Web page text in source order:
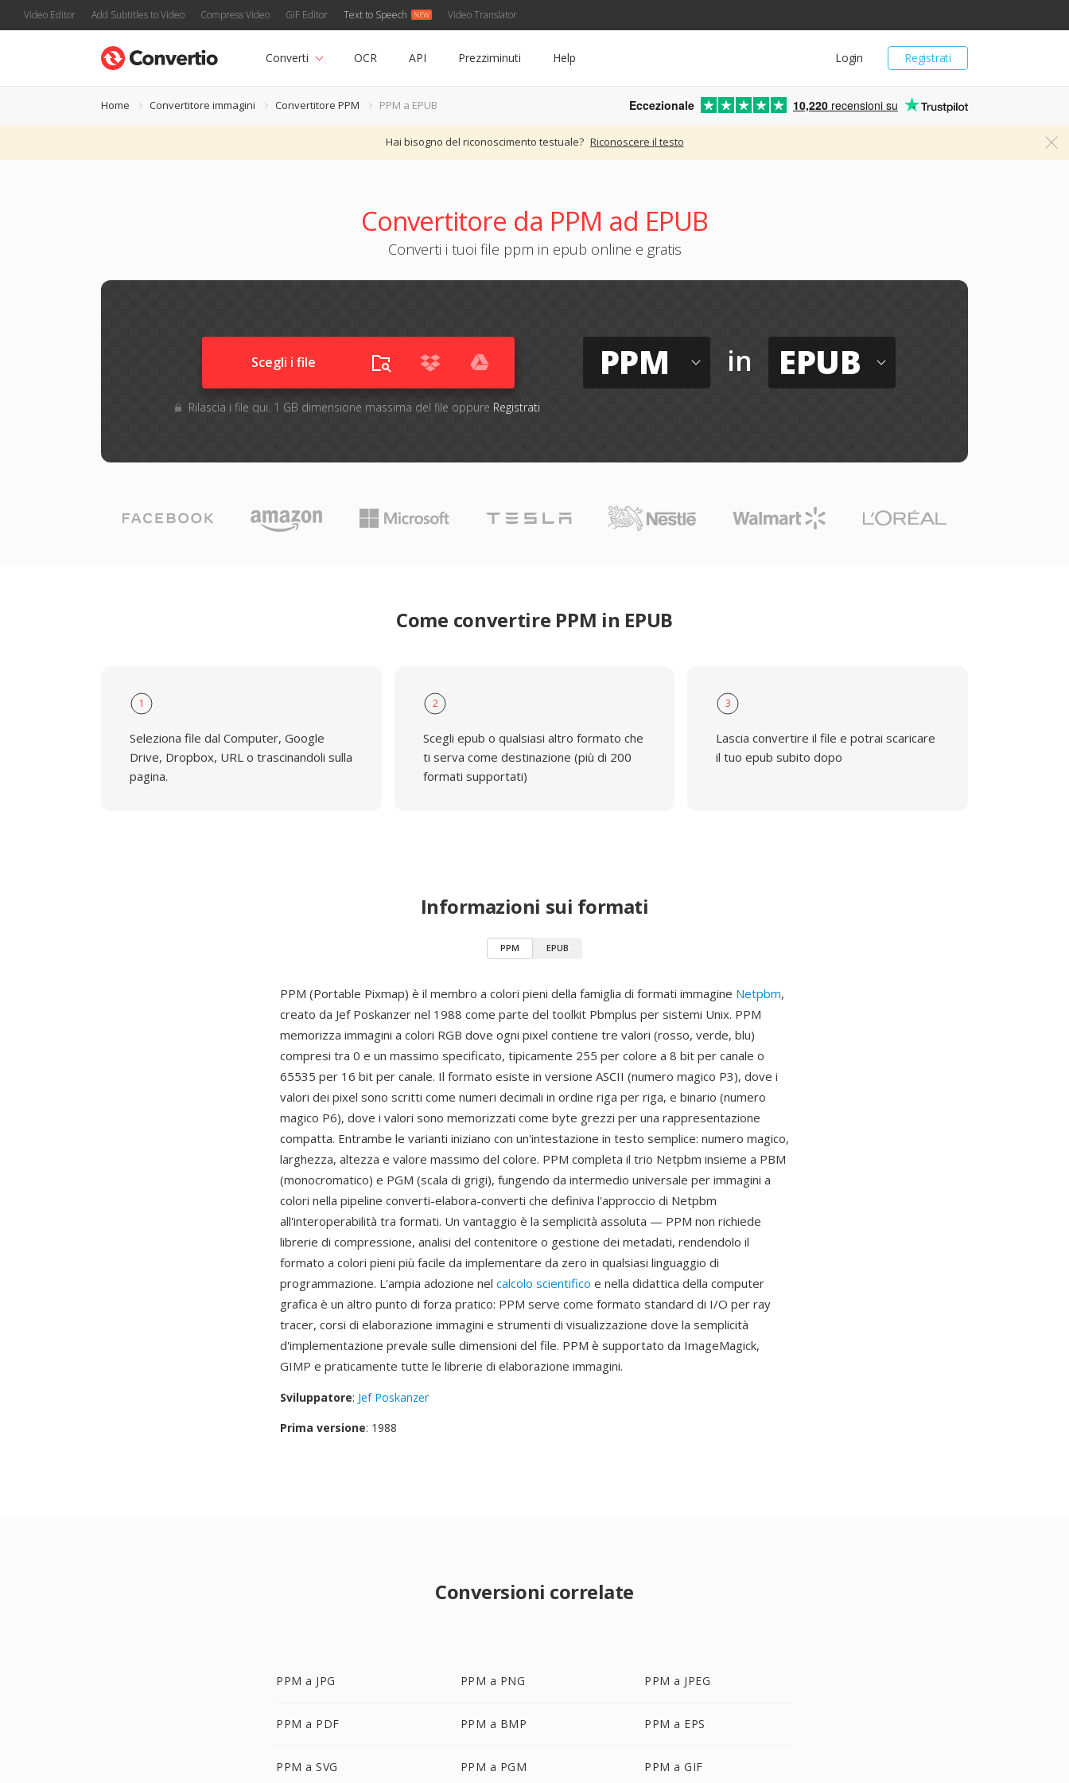
Video Editor Add Subtitles to Video Compress Video GIF Editor Text to Speech Video Translator
Registrati
Login
Converti OCR API Prezziminuti Help
Home Convertitore immagini Convertitore PPM PPM a EPUB Eccezionale 10,220 recensioni su
Hai bisogno del riconoscimento testuale? Riconoscere il testo
Convertitore da PPM ad EPUB
Converti i tuoi file ppm in epub online e gratis
Scegli i file
Rilascia i file qui. 1 GB dimensione massima del file oppure Registrati
PPM in EPUB
Come convertire PPM in EPUB
1
Seleziona file dal Computer, Google
Drive, Dropbox, URL o trascinandoli sulla
pagina.
2
Scegli epub o qualsiasi altro formato che
ti serva come destinazione (più di 200
formati supportati)
3
Lascia convertire il file e potrai scaricare
il tuo epub subito dopo
Informazioni sui formati
PPM EPUB
PPM (Portable Pixmap) è il membro a colori pieni della famiglia di formati immagine Netpbm,
creato da Jef Poskanzer nel 1988 come parte del toolkit Pbmplus per sistemi Unix. PPM
memorizza immagini a colori RGB dove ogni pixel contiene tre valori (rosso, verde, blu)
compresi tra 0 e un massimo specificato, tipicamente 255 per colore a 8 bit per canale o
65535 per 16 bit per canale. Il formato esiste in versione ASCII (numero magico P3), dove i
valori dei pixel sono scritti come numeri decimali in ordine riga per riga, e binario (numero
magico P6), dove i valori sono memorizzati come byte grezzi per una rappresentazione
compatta. Entrambe le varianti iniziano con un'intestazione in testo semplice: numero magico,
larghezza, altezza e valore massimo del colore. PPM completa il trio Netpbm insieme a PBM
(monocromatico) e PGM (scala di grigi), fungendo da intermedio universale per immagini a
colori nella pipeline converti-elabora-converti che definiva l'approccio di Netpbm
all'interoperabilità tra formati. Un vantaggio è la semplicità assoluta — PPM non richiede
librerie di compressione, analisi del contenitore o gestione dei metadati, rendendolo il
formato a colori pieni più facile da implementare da zero in qualsiasi linguaggio di
programmazione. L'ampia adozione nel calcolo scientifico e nella didattica della computer
grafica è un altro punto di forza pratico: PPM serve come formato standard di I/O per ray
tracer, corsi di elaborazione immagini e strumenti di visualizzazione dove la semplicità
d'implementazione prevale sulle dimensioni del file. PPM è supportato da ImageMagick,
GIMP e praticamente tutte le librerie di elaborazione immagini.
Sviluppatore: Jef Poskanzer
Prima versione: 1988
Conversioni correlate
PPM a JPG PPM a PNG PPM a JPEG
PPM a PDF PPM a BMP PPM a EPS
PPM a SVG PPM a PGM PPM a GIF